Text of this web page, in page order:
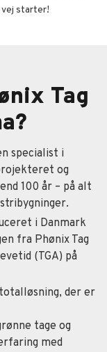
starter!
Tag
specialist i
og
100 år – på alt
i Danmark
fra Phønix Tag
(TGA) på
der er
tage og
med